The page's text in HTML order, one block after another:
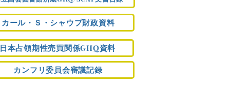
カール・Ｓ・シャウプ財政資料
カンフリ委員会審議記録
本占領期性売買関係GHQ資料